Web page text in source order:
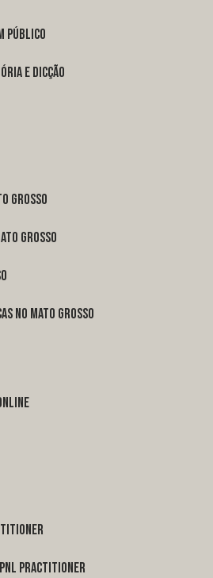
público
e dicção
Grosso
Grosso
no Mato Grosso
pnl practitioner